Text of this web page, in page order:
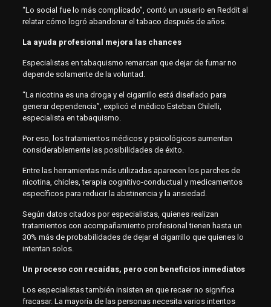
“Lo social fue lo más complicado”, contó un usuario en Reddit al
relatar cómo logró abandonar el tabaco después de años.
La ayuda profesional mejora las chances
Especialistas en tabaquismo remarcan que dejar de fumar no
depende solamente de la voluntad.
“La nicotina es una droga y el cigarrillo está diseñado para
generar dependencia”, explicó el médico Esteban Chilelli,
especialista en tabaquismo.
Por eso, los tratamientos médicos y psicológicos aumentan
considerablemente las posibilidades de éxito.
Entre las herramientas más utilizadas aparecen los parches de
nicotina, chicles, terapia cognitivo-conductual y medicamentos
específicos para reducir la abstinencia y la ansiedad.
Según datos citados por especialistas, quienes realizan
tratamientos con acompañamiento profesional tienen hasta un
30% más de probabilidades de dejar el cigarrillo que quienes lo
intentan solos.
Un proceso con recaídas, pero con beneficios inmediatos
Los especialistas también insisten en que recaer no significa
fracasar. La mayoría de las personas necesita varios intentos